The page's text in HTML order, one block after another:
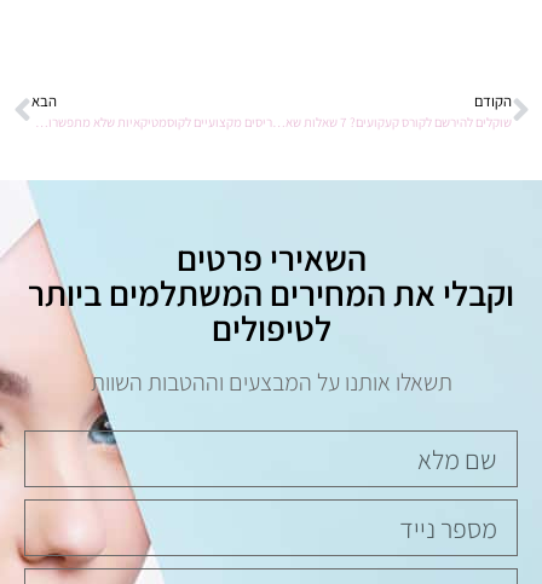
הקודם
שוקלים להירשם לקורס קעקועים? 7 שאלות שאתם חייבים לשאול את עצמכם
הבא
ריסים מקצועיים לקוסמטיקאיות שלא מתפשרות על איכות
השאירי פרטים
וקבלי את המחירים המשתלמים ביותר
לטיפולים
תשאלו אותנו על המבצעים וההטבות השוות